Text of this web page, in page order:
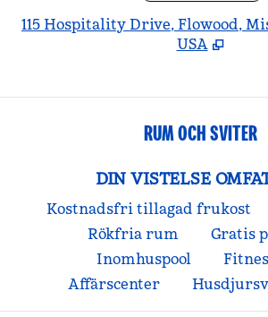
115 Hospitality Drive, Flowood,
USA
RUM OCH SVITER
DIN VISTELSE
Kostnadsfri tillagad frukost
Rökfria rum
Gratis
Inomhuspool
Affärscenter